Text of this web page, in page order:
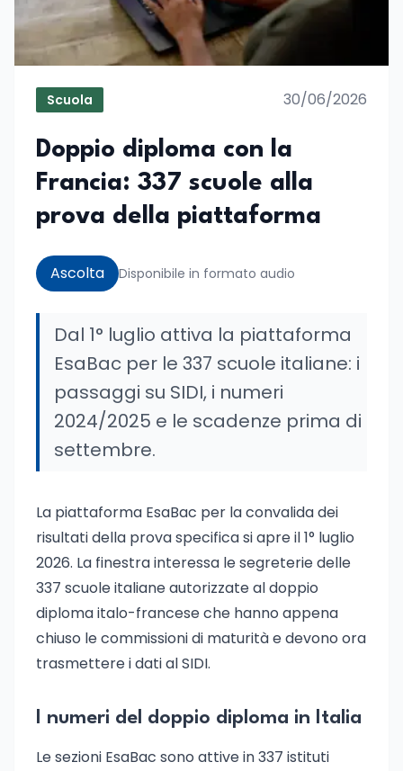
Scuola 30/06/2026
Doppio diploma con la
Francia: 337 scuole alla
prova della piattaforma
Ascolta Disponibile in formato audio
Dal 1° luglio attiva la piattaforma
EsaBac per le 337 scuole italiane: i
passaggi su SIDI, i numeri
2024/2025 e le scadenze prima di
settembre.
La piattaforma EsaBac per la convalida dei
risultati della prova specifica si apre il 1° luglio
2026. La finestra interessa le segreterie delle
337 scuole italiane autorizzate al doppio
diploma italo-francese che hanno appena
chiuso le commissioni di maturità e devono ora
trasmettere i dati al SIDI.
I numeri del doppio diploma in Italia
Le sezioni EsaBac sono attive in 337 istituti